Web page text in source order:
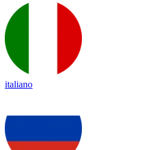
italiano